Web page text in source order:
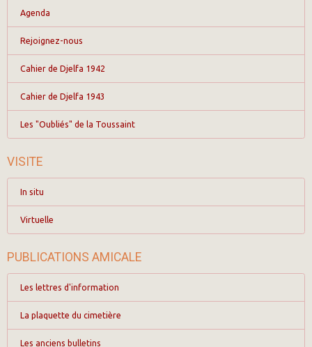
Agenda
Rejoignez-nous
Cahier de Djelfa 1942
Cahier de Djelfa 1943
Les "Oubliés" de la Toussaint
VISITE
In situ
Virtuelle
PUBLICATIONS AMICALE
Les lettres d'information
La plaquette du cimetière
Les anciens bulletins